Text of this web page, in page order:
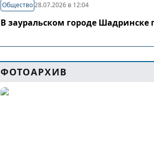
Общество28.07.2026 в 12:04
В зауральском городе
ФОТОАРХИВ